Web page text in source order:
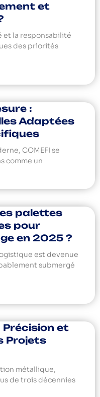
et
et la responsabilité
des priorités
:
Adaptées
COMEFI se
comme un
palettes
pour
en 2025 ?
est devenue
submergé
Précision et
Projets
métallique,
de trois décennies